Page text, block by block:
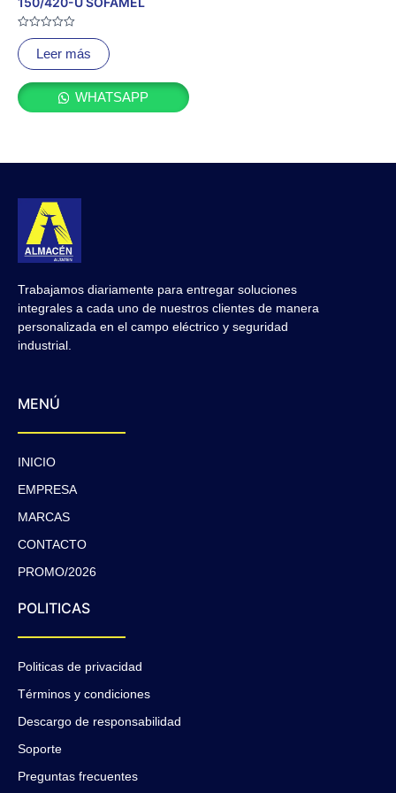
Valorado
con
0
de
Leer más
WHATSAPP
Trabajamos diariamente para entregar soluciones
integrales a cada uno de nuestros clientes de manera
personalizada en el campo eléctrico y seguridad
industrial.
MENÚ
INICIO
EMPRESA
MARCAS
CONTACTO
PROMO/2026
POLITICAS
Politicas de privacidad
Términos y condiciones
Descargo de responsabilidad
Soporte
Preguntas frecuentes